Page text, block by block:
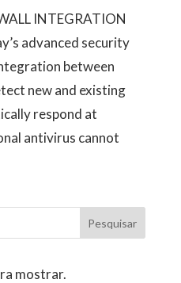
INTEGRATION
advanced security
between
new and existing
respond at
antivirus cannot
Pesquisar
mostrar.